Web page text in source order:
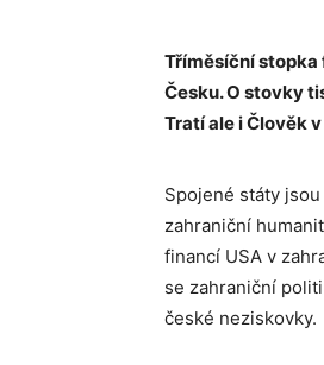
Tříměsíční stopka
Česku. O stovky
Tratí ale i Člověk
Spojené státy
zahraniční
financí USA v
se zahraniční
české neziskovky.